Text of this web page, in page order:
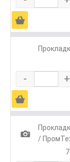
Ä
- +
Ä
1
/